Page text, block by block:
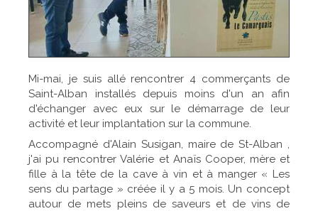
Mi-mai, je suis allé rencontrer 4 commerçants de
Saint-Alban installés depuis moins d'un an afin
d'échanger avec eux sur le démarrage de leur
activité et leur implantation sur la commune.
Accompagné d'Alain Susigan, maire de St-Alban ,
j'ai pu rencontrer Valérie et Anaïs Cooper, mère et
fille à la tête de la cave à vin et à manger « Les
sens du partage » créée il y a 5 mois. Un concept
autour de mets pleins de saveurs et de vins de